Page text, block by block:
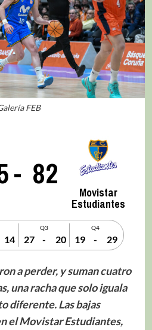
FEB
- 82
Movistar
Estudiantes
14
Q3
27 - 20
Q4
19 - 29
a perder, y suman cuatro
una racha que solo iguala
diferente. Las bajas
el Movistar Estudiantes,